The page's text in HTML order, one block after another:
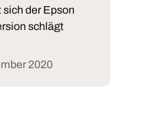
der Epson
schlägt
2020